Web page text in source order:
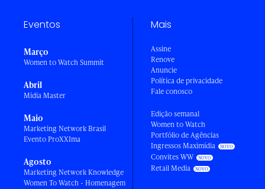
Eventos
Março
Women to Watch Summit
Abril
Mídia Master
Maio
Marketing Network Brasil
Evento ProXXIma
Agosto
Marketing Network Knowledge
Women To Watch - Homenagem
Mais
Assine
Renove
Anuncie
Política de privacidade
Fale conosco
Edição semanal
Women to Watch
Portfólio de Agências
Ingressos Maximídia
Convites WW
Retail Media